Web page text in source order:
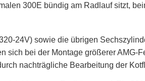
300E bündig am Radlauf sitzt,
sowie die übrigen
sich bei der Montage größerer
nachträgliche Bearbeitung der